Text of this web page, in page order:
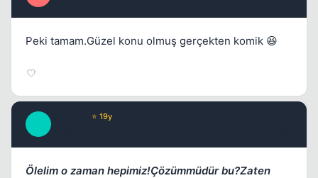
Peki tamam.Güzel konu olmuş gerçekten komik 😆
⭐ 19y
Ölelim o zaman hepimiz!Çözümmüdür bu?Zaten